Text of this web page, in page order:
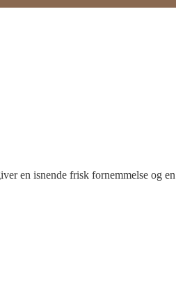
en isnende frisk fornemmelse og